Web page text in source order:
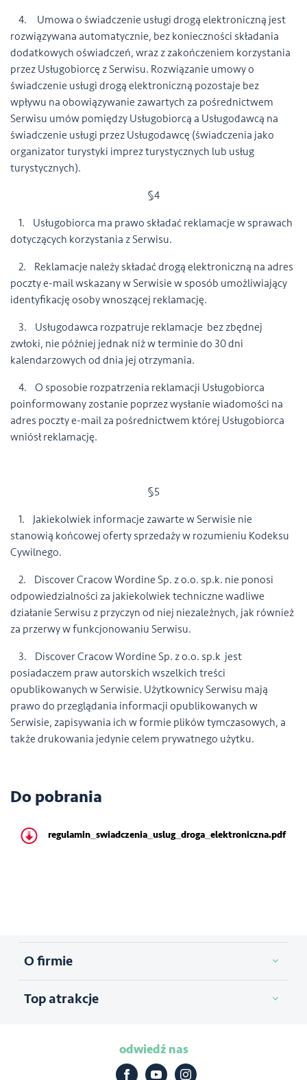
4. Umowa o świadczenie usługi drogą elektroniczną jest
rozwiązywana automatycznie, bez konieczności składania
dodatkowych oświadczeń, wraz z zakończeniem korzystania
przez Usługobiorcę z Serwisu. Rozwiązanie umowy o
świadczenie usługi drogą elektroniczną pozostaje bez
wpływu na obowiązywanie zawartych za pośrednictwem
Serwisu umów pomiędzy Usługobiorcą a Usługodawcą na
świadczenie usługi przez Usługodawcę (świadczenia jako
organizator turystyki imprez turystycznych lub usług
turystycznych).
§4
1. Usługobiorca ma prawo składać reklamacje w sprawach
dotyczących korzystania z Serwisu.
2. Reklamacje należy składać drogą elektroniczną na adres
poczty e-mail wskazany w Serwisie w sposób umożliwiający
identyfikację osoby wnoszącej reklamację.
3. Usługodawca rozpatruje reklamacje bez zbędnej
zwłoki, nie później jednak niż w terminie do 30 dni
kalendarzowych od dnia jej otrzymania.
4. O sposobie rozpatrzenia reklamacji Usługobiorca
poinformowany zostanie poprzez wysłanie wiadomości na
adres poczty e-mail za pośrednictwem której Usługobiorca
wniósł reklamację.
§5
1. Jakiekolwiek informacje zawarte w Serwisie nie
stanowią końcowej oferty sprzedaży w rozumieniu Kodeksu
Cywilnego.
2. Discover Cracow Wordine Sp. z o.o. sp.k. nie ponosi
odpowiedzialności za jakiekolwiek techniczne wadliwe
działanie Serwisu z przyczyn od niej niezależnych, jak również
za przerwy w funkcjonowaniu Serwisu.
3. Discover Cracow Wordine Sp. z o.o. sp.k jest
posiadaczem praw autorskich wszelkich treści
opublikowanych w Serwisie. Użytkownicy Serwisu mają
prawo do przeglądania informacji opublikowanych w
Serwisie, zapisywania ich w formie plików tymczasowych, a
także drukowania jedynie celem prywatnego użytku.
Do pobrania
regulamin_swiadczenia_uslug_droga_elektroniczna.pdf
O firmie
Top atrakcje
odwiedź nas